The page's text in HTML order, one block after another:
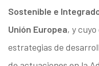
Sostenible e
Unión Europea, y
estrategias de